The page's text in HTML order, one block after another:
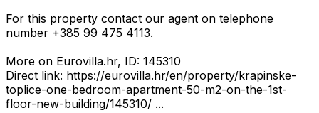
For this property contact our agent on telephone
number +385 99 475 4113.
More on Eurovilla.hr, ID: 145310
Direct link: https://eurovilla.hr/en/property/krapinske-
toplice-one-bedroom-apartment-50-m2-on-the-1st-
floor-new-building/145310/ ...